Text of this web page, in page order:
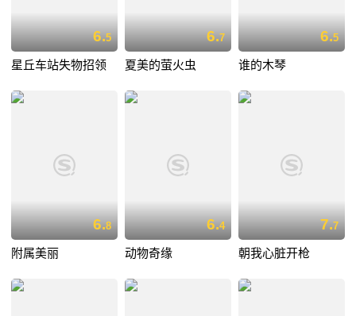
6.5
星丘车站失物招领
6.7
夏美的萤火虫
6.5
谁的木琴
6.8
附属美丽
6.4
动物奇缘
7.7
朝我心脏开枪